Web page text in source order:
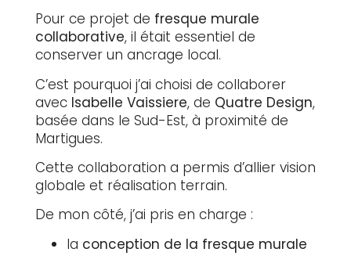
Pour ce projet de fresque murale
collaborative, il était essentiel de
conserver un ancrage local.
C’est pourquoi j’ai choisi de collaborer
avec Isabelle Vaissiere, de Quatre Design,
basée dans le Sud-Est, à proximité de
Martigues.
Cette collaboration a permis d’allier vision
globale et réalisation terrain.
De mon côté, j’ai pris en charge :
la conception de la fresque murale